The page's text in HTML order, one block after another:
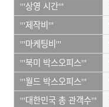
'''상영 시간'''
'''제작비'''
'''마케팅비'''
'''북미 박스오피스'''
'''월드 박스오피스'''
'''대한민국 총 관객수'''